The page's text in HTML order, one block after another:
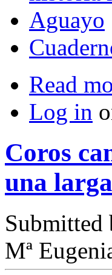
Aguayo
Read
Log in
Coros
una
Submitted
Mª